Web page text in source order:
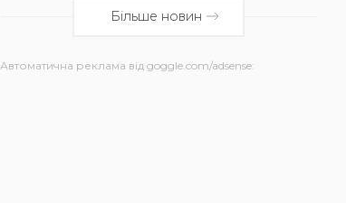
Більше новин
Автоматична реклама від goggle.com/adsense: